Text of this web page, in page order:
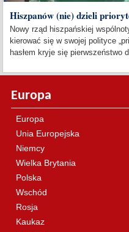
Hiszpanów (nie) dzieli
Nowy rząd hiszpańskiej
kierować się w swojej polityce
hasłem kryje się pierwszeństwo
Europa
Europa
Unia Europejska
Niemcy
Wielka Brytania
Polska
Wschód
Rosja
Kaukaz